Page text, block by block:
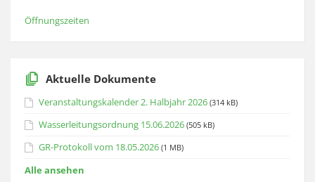
Öffnungszeiten
Aktuelle Dokumente
Veranstaltungskalender 2. Halbjahr 2026 (314 kB)
Wasserleitungsordnung 15.06.2026 (505 kB)
GR-Protokoll vom 18.05.2026 (1 MB)
Alle ansehen